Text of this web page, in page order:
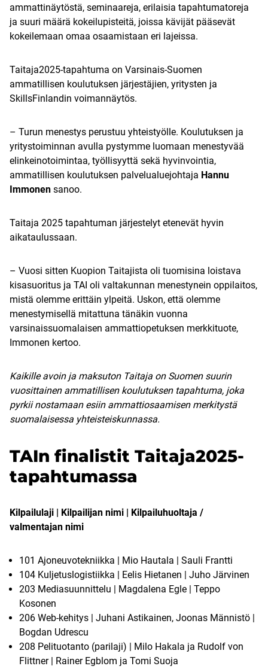
ammattinäytöstä, seminaareja, erilaisia tapahtumatoreja
ja suuri määrä kokeilupisteitä, joissa kävijät pääsevät
kokeilemaan omaa osaamistaan eri lajeissa.
Taitaja2025-tapahtuma on Varsinais-Suomen
ammatillisen koulutuksen järjestäjien, yritysten ja
SkillsFinlandin voimannäytös.
– Turun menestys perustuu yhteistyölle. Koulutuksen ja
yritystoiminnan avulla pystymme luomaan menestyvää
elinkeinotoimintaa, työllisyyttä sekä hyvinvointia,
ammatillisen koulutuksen palvelualuejohtaja Hannu
Immonen sanoo.
Taitaja 2025 tapahtuman järjestelyt etenevät hyvin
aikataulussaan.
– Vuosi sitten Kuopion Taitajista oli tuomisina loistava
kisasuoritus ja TAI oli valtakunnan menestynein oppilaitos,
mistä olemme erittäin ylpeitä. Uskon, että olemme
menestymisellä mitattuna tänäkin vuonna
varsinaissuomalaisen ammattiopetuksen merkkituote,
Immonen kertoo.
Kaikille avoin ja maksuton Taitaja on Suomen suurin
vuosittainen ammatillisen koulutuksen tapahtuma, joka
pyrkii nostamaan esiin ammattiosaamisen merkitystä
suomalaisessa yhteisteiskunnassa.
TAIn finalistit Taitaja2025-
tapahtumassa
Kilpailulaji | Kilpailijan nimi | Kilpailuhuoltaja /
valmentajan nimi
101 Ajoneuvotekniikka | Mio Hautala | Sauli Frantti
104 Kuljetuslogistiikka | Eelis Hietanen | Juho Järvinen
203 Mediasuunnittelu | Magdalena Egle | Teppo
Kosonen
206 Web-kehitys | Juhani Astikainen, Joonas Männistö |
Bogdan Udrescu
208 Pelituotanto (parilaji) | Milo Hakala ja Rudolf von
Flittner | Rainer Egblom ja Tomi Suoja